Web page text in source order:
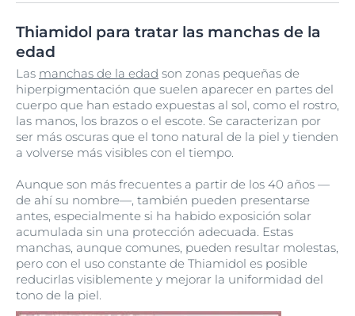
Thiamidol para tratar las manchas de la
edad
Las manchas de la edad son zonas pequeñas de
hiperpigmentación que suelen aparecer en partes del
cuerpo que han estado expuestas al sol, como el rostro,
las manos, los brazos o el escote. Se caracterizan por
ser más oscuras que el tono natural de la piel y tienden
a volverse más visibles con el tiempo.
Aunque son más frecuentes a partir de los 40 años —
de ahí su nombre—, también pueden presentarse
antes, especialmente si ha habido exposición solar
acumulada sin una protección adecuada. Estas
manchas, aunque comunes, pueden resultar molestas,
pero con el uso constante de Thiamidol es posible
reducirlas visiblemente y mejorar la uniformidad del
tono de la piel.